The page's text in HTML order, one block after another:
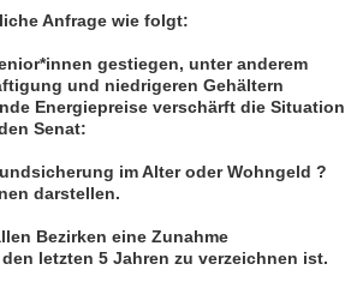
Anfrage wie folgt:
gestiegen, unter anderem
und niedrigeren Gehältern
Energiepreise verschärft die Situation
Senat:
im Alter oder Wohngeld ?
darstellen.
Bezirken eine Zunahme
letzten 5 Jahren zu verzeichnen ist.